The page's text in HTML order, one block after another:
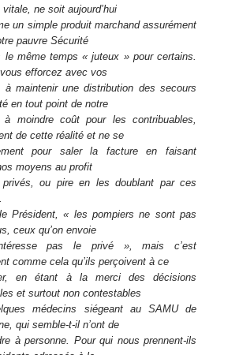
vitale, ne soit aujourd’hui
un simple produit marchand assurément
pauvre Sécurité
le même temps « juteux » pour certains.
efforcez avec vos
à maintenir une distribution des secours
en tout point de notre
moindre coût pour les contribuables,
de cette réalité et ne se
pour saler la facture en faisant
moyens au profit
privés, ou pire en les doublant par ces
Président, « les pompiers ne sont pas
ceux qu’on envoie
pas le privé », mais c’est
comme cela qu’ils perçoivent à ce
en étant à la merci des décisions
et surtout non contestables
médecins siégeant au SAMU de
qui semble-t-il n’ont de
à personne. Pour qui nous prennent-ils